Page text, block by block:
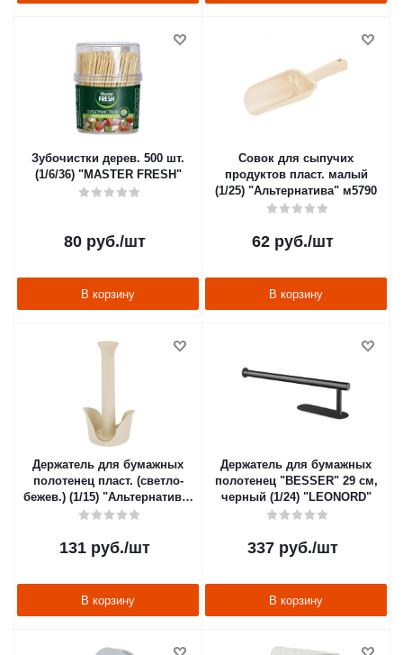
Зубочистки дерев. 500 шт.
(1/6/36) "MASTER FRESH"
80 руб./шт
В корзину
Совок для сыпучих
продуктов пласт. малый
(1/25) "Альтернатива" м5790
62 руб./шт
В корзину
Держатель для бумажных
полотенец пласт. (светло-
бежев.) (1/15) "Альтернатива"
м7607
131 руб./шт
В корзину
Держатель для бумажных
полотенец "BESSER" 29 см,
черный (1/24) "LEONORD"
337 руб./шт
В корзину